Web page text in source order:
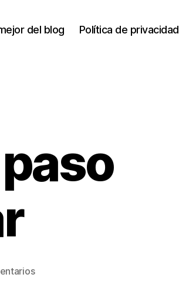
del blog Política de privacidad
en